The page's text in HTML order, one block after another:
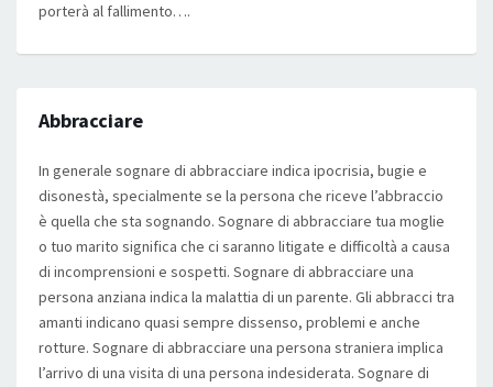
porterà al fallimento….
Abbracciare
In generale sognare di abbracciare indica ipocrisia, bugie e
disonestà, specialmente se la persona che riceve l’abbraccio
è quella che sta sognando. Sognare di abbracciare tua moglie
o tuo marito significa che ci saranno litigate e difficoltà a causa
di incomprensioni e sospetti. Sognare di abbracciare una
persona anziana indica la malattia di un parente. Gli abbracci tra
amanti indicano quasi sempre dissenso, problemi e anche
rotture. Sognare di abbracciare una persona straniera implica
l’arrivo di una visita di una persona indesiderata. Sognare di